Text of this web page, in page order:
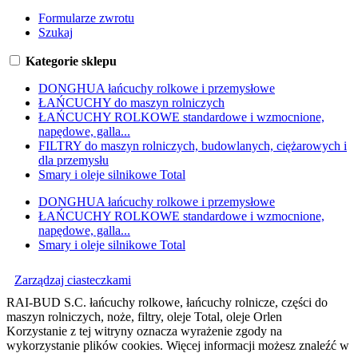
Formularze zwrotu
Szukaj
Kategorie sklepu
DONGHUA łańcuchy rolkowe i przemysłowe
ŁAŃCUCHY do maszyn rolniczych
ŁAŃCUCHY ROLKOWE standardowe i wzmocnione,
napędowe, galla...
FILTRY do maszyn rolniczych, budowlanych, ciężarowych i
dla przemysłu
Smary i oleje silnikowe Total
DONGHUA łańcuchy rolkowe i przemysłowe
ŁAŃCUCHY ROLKOWE standardowe i wzmocnione,
napędowe, galla...
Smary i oleje silnikowe Total
Zarządzaj ciasteczkami
RAI-BUD S.C. łańcuchy rolkowe, łańcuchy rolnicze, części do
maszyn rolniczych, noże, filtry, oleje Total, oleje Orlen
Korzystanie z tej witryny oznacza wyrażenie zgody na
wykorzystanie plików cookies. Więcej informacji możesz znaleźć w